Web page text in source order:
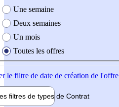
Une semaine
Deux semaines
Un mois
Toutes les offres
le filtre de date de création de l'offre
filtres de types de Contrat